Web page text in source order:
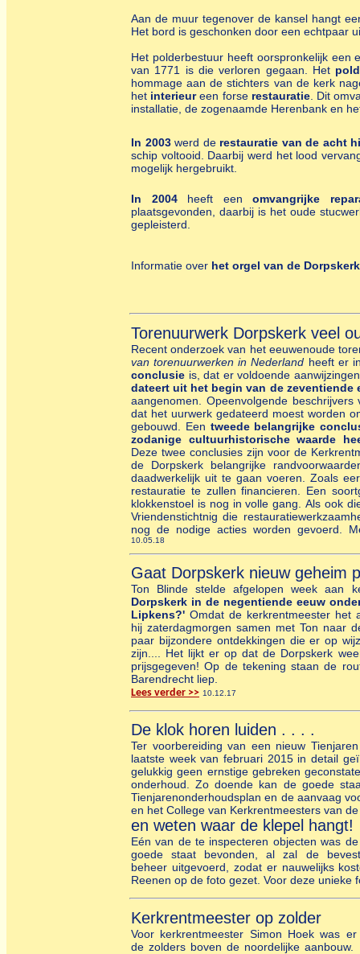
Aan de muur tegenover de kansel hangt
Het bord is geschonken door een echtpaar
Het polderbestuur heeft oorspronkelijk
van 1771 is die verloren gegaan. Het
hommage aan de stichters van de kerk
het interieureen forse restauratie. Dit
installatie, de zogenaamde Herenbank en
In 2003werd de restauratie van de acht
schip voltooid. Daarbij werd het lood
mogelijk hergebruikt.
In 2004heeft eenomvangrijke
plaatsgevonden, daarbij is het oude
gepleisterd.
Informatie over het orgel van de Dorpskerk
Torenuurwerk Dorpskerk veel
Recent onderzoek van het eeuwenoude
van torenuurwerken in Nederland heeft er
conclusie is, dat er voldoende
dateert uit het begin van de zeventiende
aangenomen. Opeenvolgende
dat het uurwerk gedateerd moest worden
gebouwd. Een tweede belangrijke
zodanige cultuurhistorische waarde
Deze twee conclusies zijn voor de
de Dorpskerk belangrijke
daadwerkelijk uit te gaan voeren. Zoals
restauratie te zullen financieren. Een
klokkenstoel is nog in volle gang. Als ook
Vriendenstichtnig die
nog de nodige acties worden gevoerd.
10.05.18
Gaat Dorpskerk nieuw geheim
Ton Blinde stelde afgelopen week aan
Dorpskerk in de negentiende eeuw
Lipkens?' Omdat de kerkrentmeester het
hij zaterdagmorgen samen met Ton naar
paar bijzondere ontdekkingen die er op
zijn.... Het lijkt er op dat de Dorpskerk
prijsgegeven! Op de tekening staan de
Barendrecht liep.
Lees verder >> 10.12.17
De klok horen luiden . . . .
Ter voorbereiding van een nieuw
laatste week van februari 2015 in detail
gelukkig geen ernstige gebreken
onderhoud. Zo doende kan de goede
Tienjarenonderhoudsplan en de aanvaag
en het College van Kerkrentmeesters van
en weten waar de klepel hangt!
Eén van de te inspecteren objecten was
goede staat bevonden, al zal de
beheer uitgevoerd, zodat er nauwelijks
Reenen op de foto gezet. Voor deze unieke
Kerkrentmeester op zolder
Voor kerkrentmeester Simon Hoek was
de zolders boven de noordelijke